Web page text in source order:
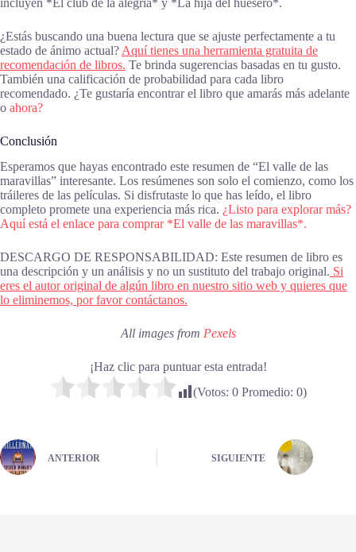
¿Estás buscando una buena lectura que se ajuste perfectamente a tu
estado de ánimo actual? Aquí tienes una herramienta gratuita de
recomendación de libros. Te brinda sugerencias basadas en tu gusto.
También una calificación de probabilidad para cada libro
recomendado. ¿Te gustaría encontrar el libro que amarás más adelante
o ahora?
Conclusión
Esperamos que hayas encontrado este resumen de “El valle de las
maravillas” interesante. Los resúmenes son solo el comienzo, como los
tráileres de las películas. Si disfrutaste lo que has leído, el libro
completo promete una experiencia más rica. ¿Listo para explorar más?
Aquí está el enlace para comprar *El valle de las maravillas*.
DESCARGO DE RESPONSABILIDAD: Este resumen de libro es
una descripción y un análisis y no un sustituto del trabajo original. Si
eres el autor original de algún libro en nuestro sitio web y quieres que
lo eliminemos, por favor contáctanos.
All images from Pexels
¡Haz clic para puntuar esta entrada!
(Votos: 0Promedio: 0)
ANTERIOR SIGUIENTE